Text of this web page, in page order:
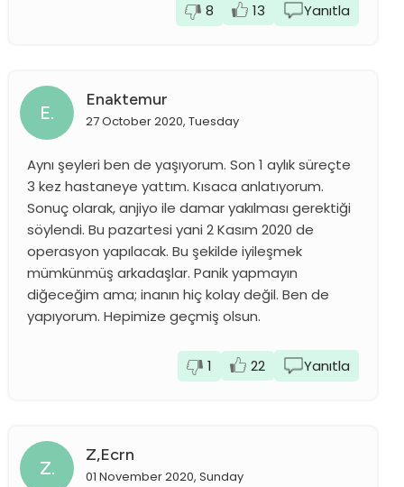
8 13 Yanıtla
E.
Enaktemur
27 October 2020, Tuesday
Aynı şeyleri ben de yaşıyorum. Son 1 aylık süreçte
3 kez hastaneye yattım. Kısaca anlatıyorum.
Sonuç olarak, anjiyo ile damar yakılması gerektiği
söylendi. Bu pazartesi yani 2 Kasım 2020 de
operasyon yapılacak. Bu şekilde iyileşmek
mümkünmüş arkadaşlar. Panik yapmayın
diğeceğim ama; inanın hiç kolay değil. Ben de
yapıyorum. Hepimize geçmiş olsun.
1 22 Yanıtla
Z.
Z,ecrn
01 November 2020, Sunday